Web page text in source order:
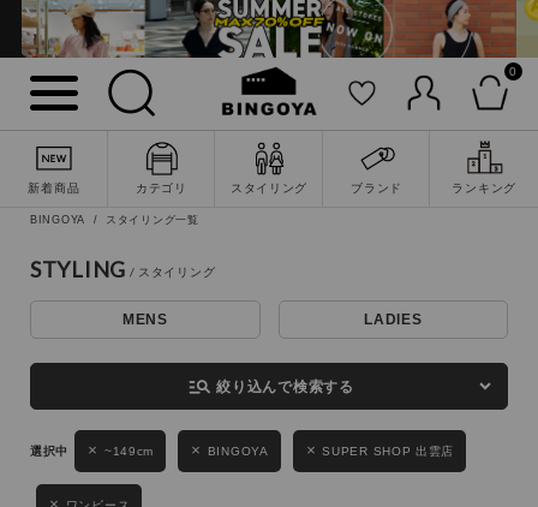
0
新着商品 カテゴリ スタイリング ブランド ランキング
詳細検索
キーワード
性別
MENS LADIES KIDS
BINGOYA スタイリング一覧
STYLING
MENS LADIES
manage_search 絞り込んで検索する
~149cm BINGOYA SUPER SHOP 出雲店